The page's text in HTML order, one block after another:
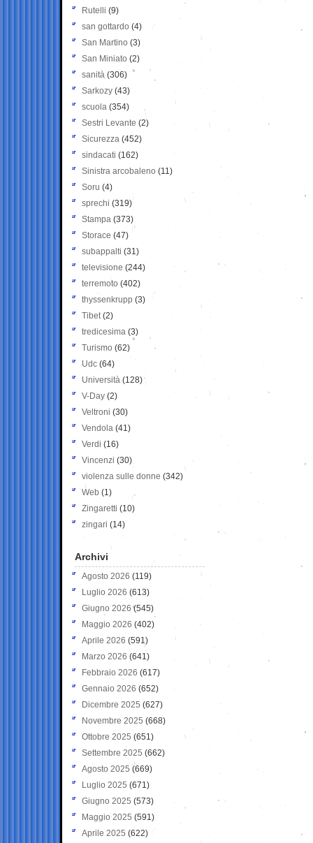
Rutelli (9)
san gottardo (4)
San Martino (3)
San Miniato (2)
sanità (306)
Sarkozy (43)
scuola (354)
Sestri Levante (2)
Sicurezza (452)
sindacati (162)
Sinistra arcobaleno (11)
Soru (4)
sprechi (319)
Stampa (373)
Storace (47)
subappalti (31)
televisione(244)
terremoto (402)
thyssenkrupp (3)
Tibet(2)
tredicesima (3)
Turismo (62)
Udc (64)
Università (128)
V-Day (2)
Veltroni (30)
Vendola (41)
Verdi (16)
Vincenzi (30)
violenza sulle donne (342)
Web (1)
Zingaretti (10)
zingari (14)
Archivi
Agosto 2026 (119)
Luglio 2026 (613)
Giugno 2026 (545)
Maggio 2026 (402)
Aprile 2026 (591)
Marzo 2026 (641)
Febbraio 2026 (617)
Gennaio 2026 (652)
Dicembre 2025 (627)
Novembre 2025 (668)
Ottobre 2025 (651)
Settembre 2025 (662)
Agosto 2025 (669)
Luglio 2025 (671)
Giugno 2025 (573)
Maggio 2025 (591)
Aprile 2025 (622)